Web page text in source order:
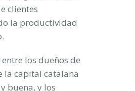
clientes
la productividad
los dueños de
la capital catalana
buena, y los